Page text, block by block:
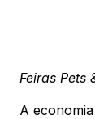
Feiras Pets
A